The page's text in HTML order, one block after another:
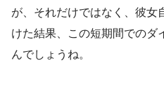
が、それだけではなく、彼女
けた結果、この短期間でのダ
んでしょうね。